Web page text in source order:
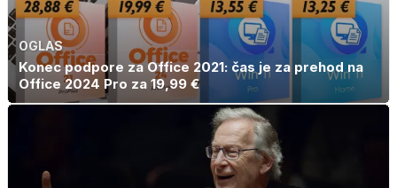
OGLAS
Konec podpore za Office 2021: čas je za prehod na
Office 2024 Pro za 19,99 €